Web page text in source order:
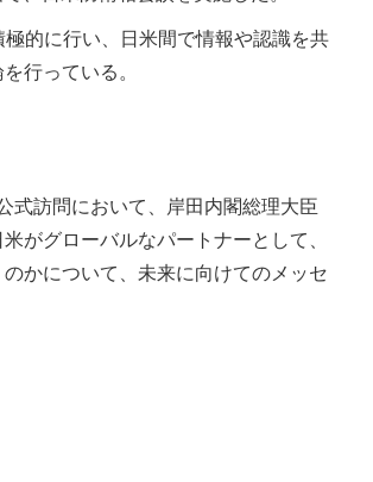
的に行い、日米間で情報や認識を共
行っている。
式訪問において、岸田内閣総理大臣
がグローバルなパートナーとして、
かについて、未来に向けてのメッセ